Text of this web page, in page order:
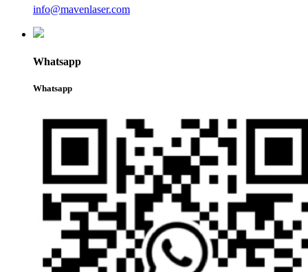
info@mavenlaser.com
Whatsapp
Whatsapp